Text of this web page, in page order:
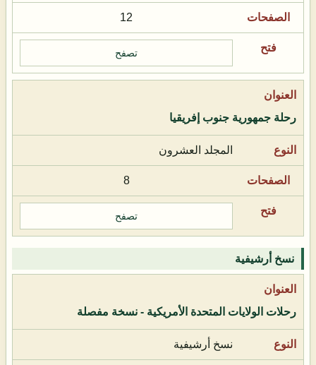
12
تصفح
رحلة جمهورية جنوب إفريقيا
المجلد العشرون
8
تصفح
نسخ أرشيفية
رحلات الولايات المتحدة الأمريكية - نسخة مفصلة
نسخ أرشيفية